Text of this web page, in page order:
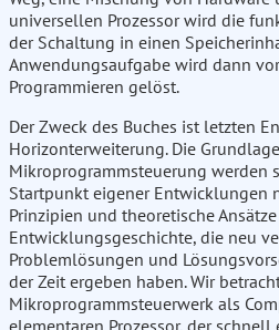
universellen Prozessor wird die
der Schaltung in einen
Anwendungsaufgabe wird dann
Programmieren gelöst.
Der Zweck des Buches ist letzten
Horizonterweiterung. Die
Mikroprogrammsteuerung werden
Startpunkt eigener Entwicklungen
Prinzipien und theoretische
Entwicklungsgeschichte, die neu
Problemlösungen und
der Zeit ergeben haben. Wir
Mikroprogrammsteuerwerk als